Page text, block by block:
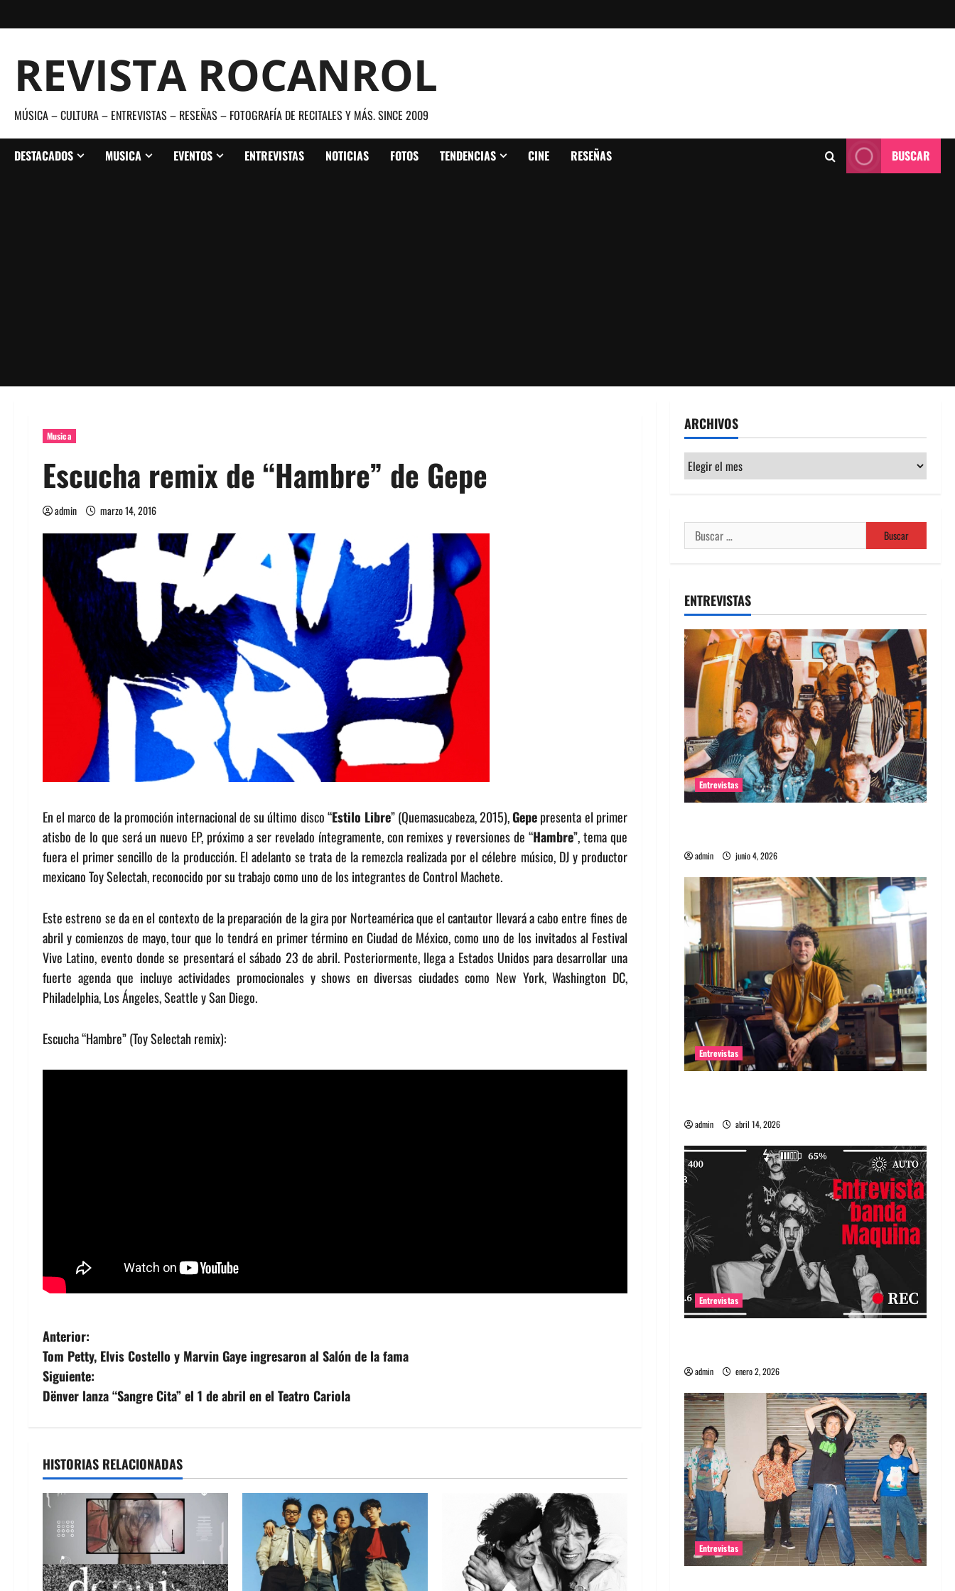
al
REVISTA ROCANROL
MÚSICA – CULTURA – ENTREVISTAS – RESEÑAS – FOTOGRAFÍA DE RECITALES Y MÁS. SINCE 2009
DESTACADOS MUSICA EVENTOS ENTREVISTAS NOTICIAS FOTOS TENDENCIAS CINE RESEÑAS BUSCAR
Musica
Escucha remix de “Hambre” de Gepe
admin marzo 14, 2016
En el marco de la promoción internacional de su último disco “Estilo Libre” (Quemasucabeza, 2015),Gepepresenta el primer
atisbo de lo que será un nuevo EP, próximo a ser revelado íntegramente, con remixes y reversiones de “Hambre”, tema que
fuera el primer sencillo de la producción. El adelanto se trata de la remezcla realizada por el célebre músico, DJ y productor
mexicano Toy Selectah, reconocido por su trabajo como uno de los integrantes de Control Machete.
Este estreno se da en el contexto de la preparación de la gira por Norteamérica que el cantautor llevará a cabo entre fines de
abril y comienzos de mayo, tour que lo tendrá en primer término en Ciudad de México, como uno de los invitados al Festival
Vive Latino, evento donde se presentará el sábado 23 de abril. Posteriormente, llega a Estados Unidos para desarrollar una
fuerte agenda que incluye actividades promocionales y shows en diversas ciudades como New York, Washington DC,
Philadelphia, Los Ángeles, Seattle y San Diego.
Escucha “Hambre” (Toy Selectah remix):
N
a
v
g
a
c
ó
Anterior:
Tom Petty, Elvis Costello y Marvin Gaye ingresaron al Salón de la fama
Siguiente:
Dënver lanza “Sangre Cita” el 1 de abril en el Teatro Cariola
HISTORIAS RELACIONADAS
ARCHIVOS
Archivos
Buscar:
ENTREVISTAS
Entrevistas
admin junio 4, 2026
Entrevistas
admin abril 14, 2026
Entrevistas
admin enero 2, 2026
Entrevistas